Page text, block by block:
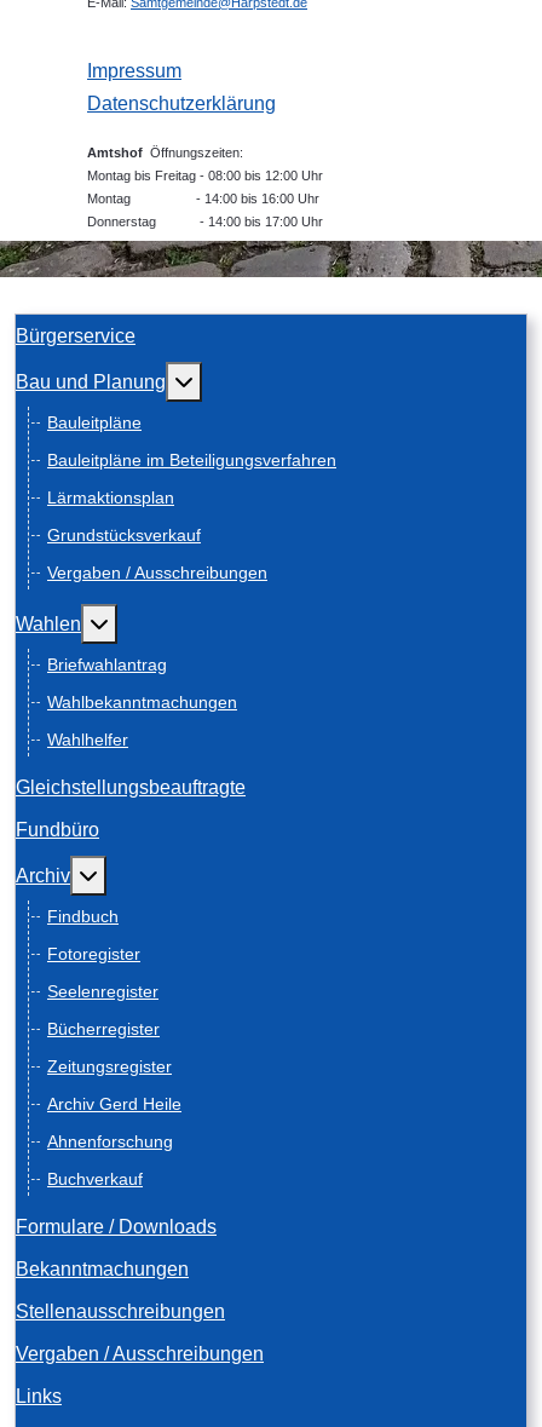
Impressum
Datenschutzerklärung
Amtshof Öffnungszeiten:
Montag bis Freitag - 08:00 bis 12:00 Uhr
Montag - 14:00 bis 16:00 Uhr
Donnerstag - 14:00 bis 17:00 Uhr
Bürgerservice
Bau und Planung Weitere Informationen: Bau und Planung
Bauleitpläne
Bauleitpläne im Beteiligungsverfahren
Lärmaktionsplan
Grundstücksverkauf
Vergaben / Ausschreibungen
Wahlen Weitere Informationen: Wahlen
Briefwahlantrag
Wahlbekanntmachungen
Wahlhelfer
Gleichstellungsbeauftragte
Fundbüro
Archiv Weitere Informationen: Archiv
Findbuch
Fotoregister
Seelenregister
Bücherregister
Zeitungsregister
Archiv Gerd Heile
Ahnenforschung
Buchverkauf
Formulare / Downloads
Bekanntmachungen
Stellenausschreibungen
Vergaben / Ausschreibungen
Links